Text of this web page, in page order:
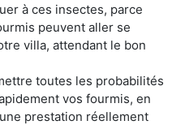
à ces insectes, parce
peuvent aller se
villa, attendant le bon
toutes les probabilités
vos fourmis, en
prestation réellement